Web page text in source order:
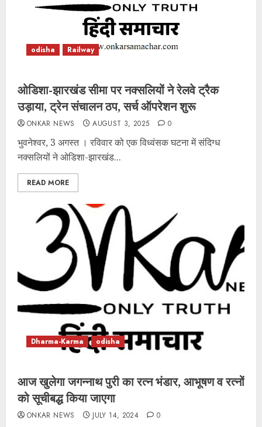
odisha Railway
ओडिशा-झारखंड सीमा पर नक्सलियों ने रेलवे ट्रैक
उड़ाया, ट्रेन संचालन ठप, सर्च ऑपरेशन शुरू
ONKAR NEWS AUGUST 3, 2025 0
भुवनेश्वर, 3 अगस्त । रविवार को एक विध्वंसक घटना में संदिग्ध
नक्सलियों ने ओडिशा-झारखंड...
READ MORE
Dharma-Karma odisha
आज खुलेगा जगन्नाथ पुरी का रत्न भंडार, आभूषण व रत्नों
को सूचीबद्ध किया जाएगा
ONKAR NEWS JULY 14, 2024 0